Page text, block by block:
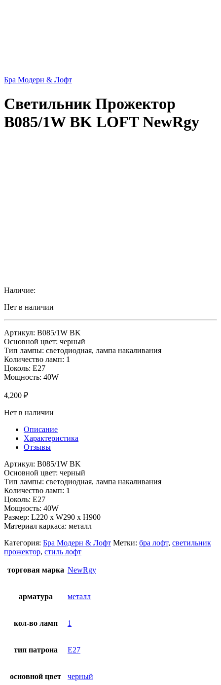
Бра Модерн & Лофт
Светильник Прожектор
B085/1W BK LOFT NewRgy
Наличие:
Нет в наличии
Артикул: B085/1W BK
Основной цвет: черный
Тип лампы: светодиодная, лампа накаливания
Количество ламп: 1
Цоколь: Е27
Мощность: 40W
4,200 ₽
Нет в наличии
Описание
Характеристика
Отзывы
Артикул: B085/1W BK
Основной цвет: черный
Тип лампы: светодиодная, лампа накаливания
Количество ламп: 1
Цоколь: Е27
Мощность: 40W
Размер: L220 x W290 x H900
Материал каркаса: металл
Категория: Бра Модерн & Лофт Метки: бра лофт, светильник
прожектор, стиль лофт
торговая марка NewRgy
арматура металл
кол-во ламп 1
тип патрона E27
основной цвет черный